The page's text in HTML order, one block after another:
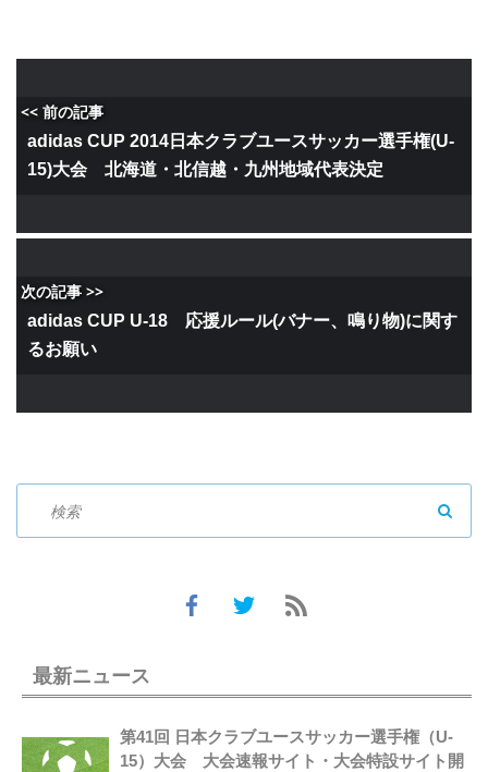
<< 前の記事
adidas CUP 2014日本クラブユースサッカー選手権(U-
15)大会 北海道・北信越・九州地域代表決定
次の記事 >>
adidas CUP U-18 応援ルール(バナー、鳴り物)に関す
るお願い
最新ニュース
第41回 日本クラブユースサッカー選手権（U-
15）大会 大会速報サイト・大会特設サイト開